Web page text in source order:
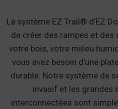
Le système EZ Trail® d’EZ
de créer des rampes et
votre bois, votre milieu
vous avez besoin d’une
durable. Notre système de
invasif et les grandes
interconnectées sont